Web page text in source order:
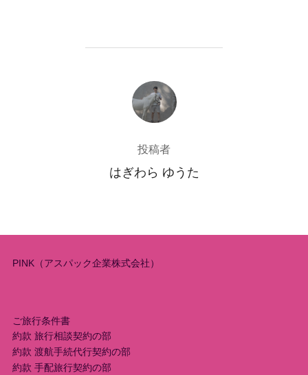
投稿者
投稿者
はぎわら ゆうた
PINK（アスパック企業株式会社）
ご旅行条件書
約款 旅行相談契約の部
約款 渡航手続代行契約の部
約款 手配旅行契約の部